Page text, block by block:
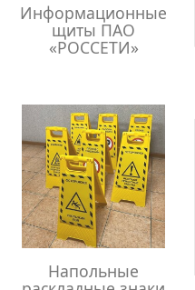
Информационные
щиты ПАО
«РОССЕТИ»
Напольные